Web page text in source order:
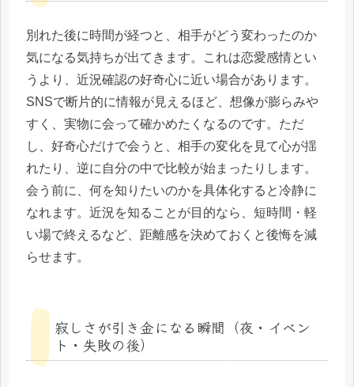
別れた後に時間が経つと、相手がどう変わったのか
気になる気持ちが出てきます。これは恋愛感情とい
うより、近況確認の好奇心に近い場合があります。
SNSで断片的に情報が見えるほど、想像が膨らみや
すく、実物に会って確かめたくなるのです。ただ
し、好奇心だけで会うと、相手の変化を見て心が揺
れたり、逆に自分の中で比較が始まったりします。
会う前に、何を知りたいのかを具体化すると冷静に
なれます。近況を知ることが目的なら、短時間・軽
い場で終えるなど、距離感を決めておくと後悔を減
らせます。
寂しさが引き金になる瞬間（夜・イベン
ト・失敗の後）